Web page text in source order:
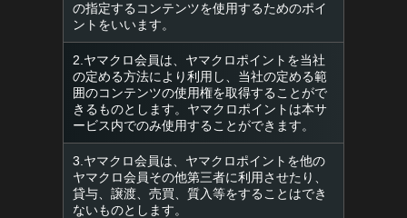
の指定するコンテンツを使用するためのポイ
ントをいいます。
2.ヤマクロ会員は、ヤマクロポイントを当社
の定める方法により利用し、当社の定める範
囲のコンテンツの使用権を取得することがで
きるものとします。ヤマクロポイントは本サ
ービス内でのみ使用することができます。
3.ヤマクロ会員は、ヤマクロポイントを他の
ヤマクロ会員その他第三者に利用させたり、
貸与、譲渡、売買、質入等をすることはでき
ないものとします。